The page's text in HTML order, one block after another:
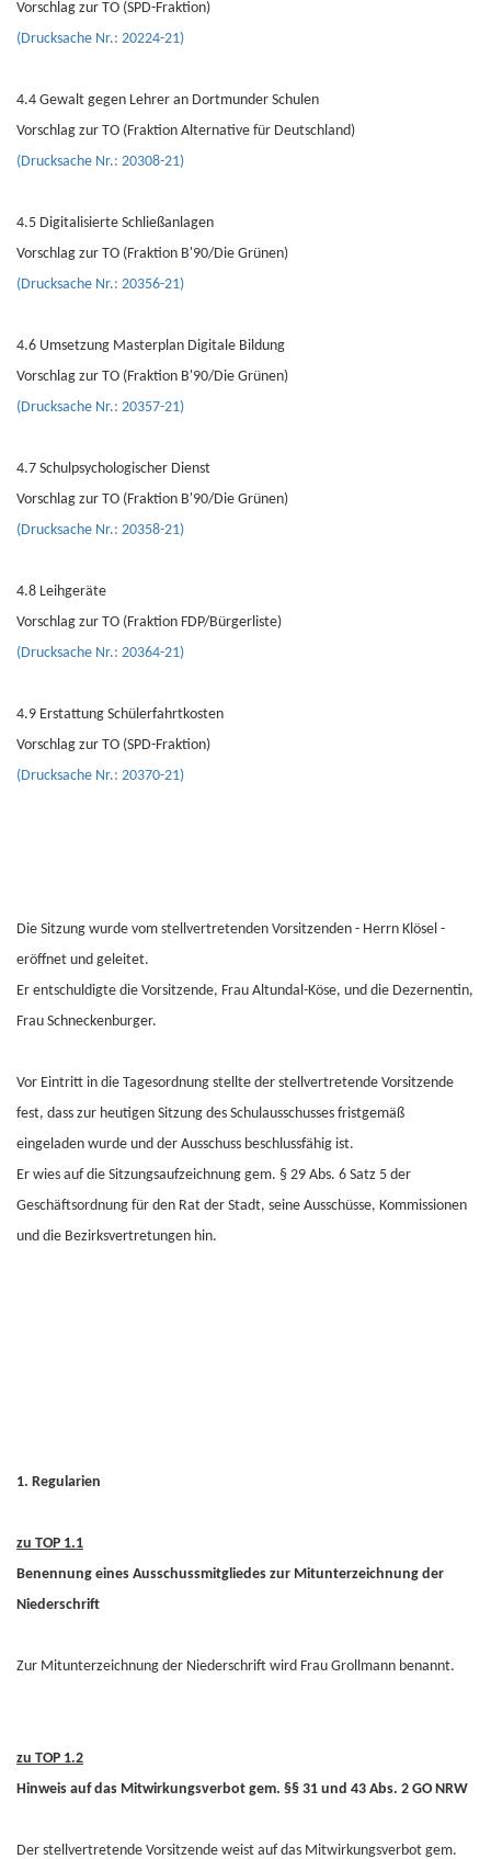
Vorschlag zur TO (SPD-Fraktion)
(Drucksache Nr.: 20224-21)
4.4 Gewalt gegen Lehrer an Dortmunder Schulen
Vorschlag zur TO (Fraktion Alternative für Deutschland)
(Drucksache Nr.: 20308-21)
4.5 Digitalisierte Schließanlagen
Vorschlag zur TO (Fraktion B'90/Die Grünen)
(Drucksache Nr.: 20356-21)
4.6 Umsetzung Masterplan Digitale Bildung
Vorschlag zur TO (Fraktion B'90/Die Grünen)
(Drucksache Nr.: 20357-21)
4.7 Schulpsychologischer Dienst
Vorschlag zur TO (Fraktion B'90/Die Grünen)
(Drucksache Nr.: 20358-21)
4.8 Leihgeräte
Vorschlag zur TO (Fraktion FDP/Bürgerliste)
(Drucksache Nr.: 20364-21)
4.9 Erstattung Schülerfahrtkosten
Vorschlag zur TO (SPD-Fraktion)
(Drucksache Nr.: 20370-21)
Die Sitzung wurde vom stellvertretenden Vorsitzenden - Herrn Klösel -
eröffnet und geleitet.
Er entschuldigte die Vorsitzende, Frau Altundal-Köse, und die Dezernentin,
Frau Schneckenburger.
Vor Eintritt in die Tagesordnung stellte der stellvertretende Vorsitzende
fest, dass zur heutigen Sitzung des Schulausschusses fristgemäß
eingeladen wurde und der Ausschuss beschlussfähig ist.
Er wies auf die Sitzungsaufzeichnung gem. § 29 Abs. 6 Satz 5 der
Geschäftsordnung für den Rat der Stadt, seine Ausschüsse, Kommissionen
und die Bezirksvertretungen hin.
1. Regularien
zu TOP 1.1
Benennung eines Ausschussmitgliedes zur Mitunterzeichnung der
Niederschrift
Zur Mitunterzeichnung der Niederschrift wird Frau Grollmann benannt.
zu TOP 1.2
Hinweis auf das Mitwirkungsverbot gem. §§ 31 und 43 Abs. 2 GO NRW
Der stellvertretende Vorsitzende weist auf das Mitwirkungsverbot gem.